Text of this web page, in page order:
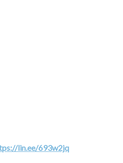
lin.ee/693w2jq